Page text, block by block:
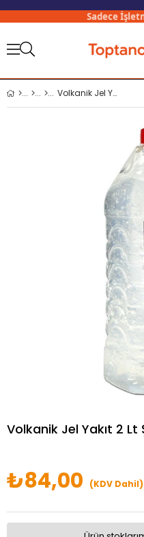
Sadece
Volkanik Jel Yakıt 2 Lt Şeffaf
Volkanik Jel Yakıt 2 Lt
₺84,00 (KDV Dahil)